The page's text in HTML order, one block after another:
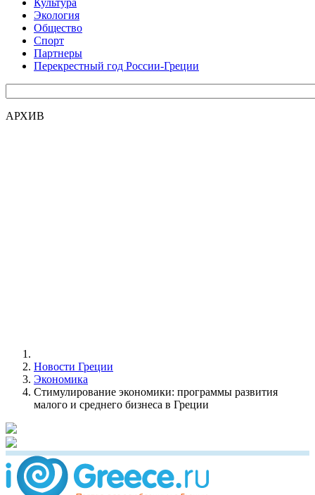
Культура
Экология
Общество
Спорт
Партнеры
Перекрестный год России-Греции
АРХИВ
Новости Греции
Экономика
Стимулирование экономики: программы развития
малого и среднего бизнеса в Греции